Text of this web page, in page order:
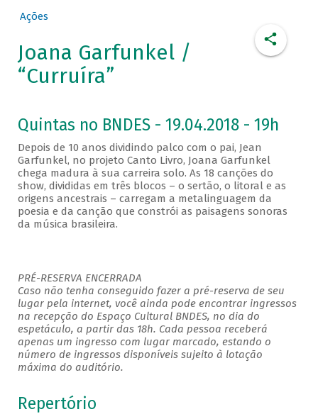
Ações
Joana Garfunkel /
“Curruíra”
Quintas no BNDES - 19.04.2018 - 19h
Depois de 10 anos dividindo palco com o pai, Jean
Garfunkel, no projeto Canto Livro, Joana Garfunkel
chega madura à sua carreira solo. As 18 canções do
show, divididas em três blocos – o sertão, o litoral e as
origens ancestrais – carregam a metalinguagem da
poesia e da canção que constrói as paisagens sonoras
da música brasileira.
PRÉ-RESERVA ENCERRADA
Caso não tenha conseguido fazer a pré-reserva de seu
lugar pela internet, você ainda pode encontrar ingressos
na recepção do Espaço Cultural BNDES, no dia do
espetáculo, a partir das 18h. Cada pessoa receberá
apenas um ingresso com lugar marcado, estando o
número de ingressos disponíveis sujeito à lotação
máxima do auditório.
Repertório